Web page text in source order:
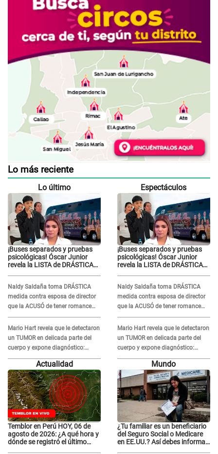
Lo más reciente
Lo último
¡Buses separados y pruebas
psicológicas! Óscar Junior
revela la LISTA de DRÁSTICAS
en 'La Bella Luz' tras caso
Naldy Saldaña
Naldy Saldaña toma DRÁSTICA
medida contra esposa de director
que la ACUSÓ de tener romance
con él: "Muy triste..."
Mario Hart revela que le detectaron
un TUMOR en delicada parte del
cuerpo y expone diagnóstico:
"Dolores muy fuertes..."
Espectáculos
¡Buses separados y pruebas
psicológicas! Óscar Junior
revela la LISTA de DRÁSTICAS
en 'La Bella Luz' tras caso
Naldy Saldaña
Naldy Saldaña toma DRÁSTICA
medida contra esposa de director
que la ACUSÓ de tener romance
con él: "Muy triste..."
Mario Hart revela que le detectaron
un TUMOR en delicada parte del
cuerpo y expone diagnóstico:
"Dolores muy fuertes..."
Actualidad
Temblor en Perú HOY, 06 de
agosto de 2026: ¿A qué hora y
dónde se registró el último
Mundo
¿Tu familiar es un beneficiario
del Seguro Social o Medicare
en EE.UU.? Así debes informar